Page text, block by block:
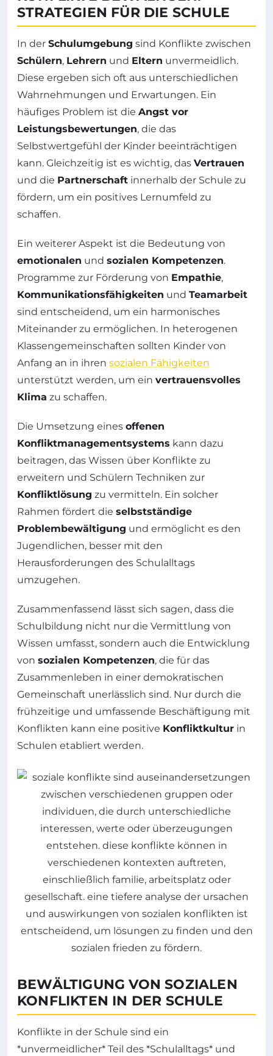
STRATEGIEN FÜR DIE SCHULE
In der Schulumgebung sind Konflikte zwischen
Schülern, Lehrern und Eltern unvermeidlich.
Diese ergeben sich oft aus unterschiedlichen
Wahrnehmungen und Erwartungen. Ein
häufiges Problem ist die Angst vor
Leistungsbewertungen, die das
Selbstwertgefühl der Kinder beeinträchtigen
kann. Gleichzeitig ist es wichtig, das Vertrauen
und die Partnerschaft innerhalb der Schule zu
fördern, um ein positives Lernumfeld zu
schaffen.
Ein weiterer Aspekt ist die Bedeutung von
emotionalen und sozialen Kompetenzen.
Programme zur Förderung von Empathie,
Kommunikationsfähigkeiten und Teamarbeit
sind entscheidend, um ein harmonisches
Miteinander zu ermöglichen. In heterogenen
Klassengemeinschaften sollten Kinder von
Anfang an in ihren sozialen Fähigkeiten
unterstützt werden, um ein vertrauensvolles
Klima zu schaffen.
Die Umsetzung eines offenen
Konfliktmanagementsystems kann dazu
beitragen, das Wissen über Konflikte zu
erweitern und Schülern Techniken zur
Konfliktlösung zu vermitteln. Ein solcher
Rahmen fördert die selbstständige
Problembewältigung und ermöglicht es den
Jugendlichen, besser mit den
Herausforderungen des Schulalltags
umzugehen.
Zusammenfassend lässt sich sagen, dass die
Schulbildung nicht nur die Vermittlung von
Wissen umfasst, sondern auch die Entwicklung
von sozialen Kompetenzen, die für das
Zusammenleben in einer demokratischen
Gemeinschaft unerlässlich sind. Nur durch die
frühzeitige und umfassende Beschäftigung mit
Konflikten kann eine positive Konfliktkultur in
Schulen etabliert werden.
BEWÄLTIGUNG VON SOZIALEN
KONFLIKTEN IN DER SCHULE
Konflikte in der Schule sind ein
*unvermeidlicher* Teil des *Schulalltags* und